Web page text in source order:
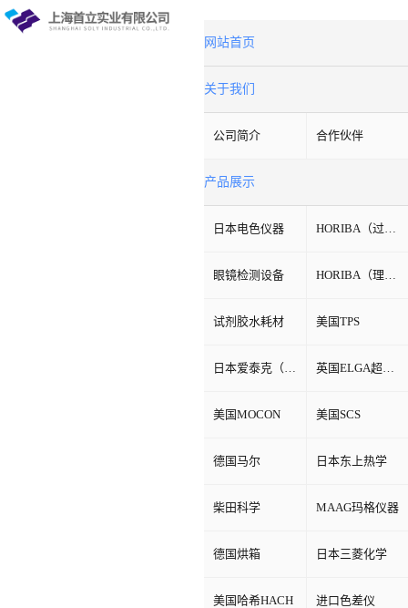
网站首页
关于我们
公司简介 合作伙伴
产品展示
日本电色仪器 HORIBA（过程&环境）
眼镜检测设备 HORIBA（理科学）
试剂胶水耗材 美国TPS
日本爱泰克（ETAC） 英国ELGA超纯水机
美国MOCON 美国SCS
德国马尔 日本东上热学
柴田科学 MAAG玛格仪器
德国烘箱 日本三菱化学
美国哈希HACH 进口色差仪